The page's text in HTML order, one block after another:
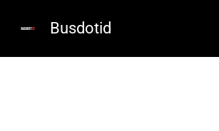
Busdotid